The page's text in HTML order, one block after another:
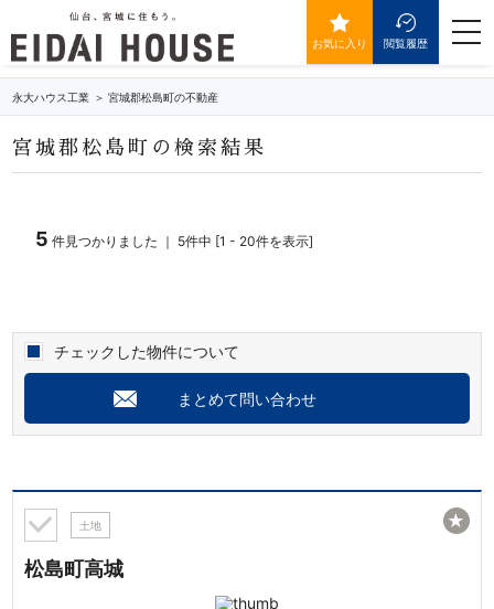
お気に入り 閲覧履歴
永大ハウス工業 宮城郡松島町の不動産
宮城郡松島町の検索結果
5 件見つかりました ｜ 5件中 [1 - 20件を表示]
チェックした物件について
まとめて問い合わせ
土地
松島町高城
★